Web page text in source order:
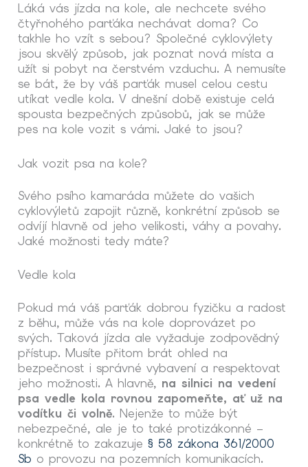
Láká vás jízda na kole, ale nechcete svého
čtyřnohého parťáka nechávat doma? Co
takhle ho vzít s sebou? Společné cyklovýlety
jsou skvělý způsob, jak poznat nová místa a
užít si pobyt na čerstvém vzduchu. A nemusíte
se bát, že by váš parťák musel celou cestu
utíkat vedle kola. V dnešní době existuje celá
spousta bezpečných způsobů, jak se může
pes na kole vozit s vámi. Jaké to jsou?
Jak vozit psa na kole?
Svého psího kamaráda můžete do vašich
cyklovýletů zapojit různě, konkrétní způsob se
odvíjí hlavně od jeho velikosti, váhy a povahy.
Jaké možnosti tedy máte?
Vedle kola
Pokud má váš parťák dobrou fyzičku a radost
z běhu, může vás na kole doprovázet po
svých. Taková jízda ale vyžaduje zodpovědný
přístup. Musíte přitom brát ohled na
bezpečnost i správné vybavení a respektovat
jeho možnosti. A hlavně, na silnici na vedení
psa vedle kola rovnou zapomeňte, ať už na
vodítku či volně. Nejenže to může být
nebezpečné, ale je to také protizákonné –
konkrétně to zakazuje§ 58 zákona 361/2000
Sb o provozu na pozemních komunikacích.